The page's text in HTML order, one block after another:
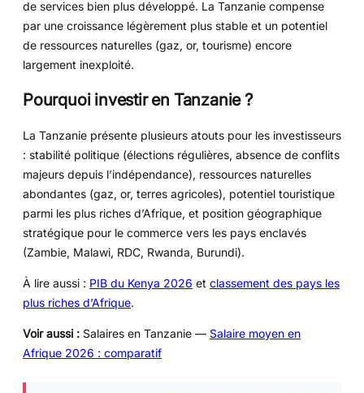
de services bien plus développé. La Tanzanie compense
par une croissance légèrement plus stable et un potentiel
de ressources naturelles (gaz, or, tourisme) encore
largement inexploité.
Pourquoi investir en Tanzanie ?
La Tanzanie présente plusieurs atouts pour les investisseurs
: stabilité politique (élections régulières, absence de conflits
majeurs depuis l’indépendance), ressources naturelles
abondantes (gaz, or, terres agricoles), potentiel touristique
parmi les plus riches d’Afrique, et position géographique
stratégique pour le commerce vers les pays enclavés
(Zambie, Malawi, RDC, Rwanda, Burundi).
À lire aussi : PIB du Kenya 2026 et classement des pays les
plus riches d’Afrique.
Voir aussi : Salaires en Tanzanie — Salaire moyen en
Afrique 2026 : comparatif